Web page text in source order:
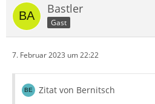
Bastler
Gast
7. Februar 2023 um 22:22
Zitat von Bernitsch